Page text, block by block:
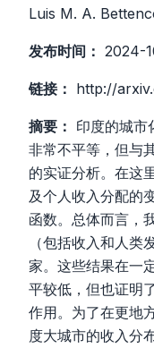
Luis M. A.
发布时间： 2024-
链接： http://
摘要： 印度的城市
非常不平等，但与
的实证分析。在这
及个人收入分配的
函数。总体而言，
（包括收入和人
家。这些结果在一
平较低，但也证明
作用。为了在更地
度大城市的收入分